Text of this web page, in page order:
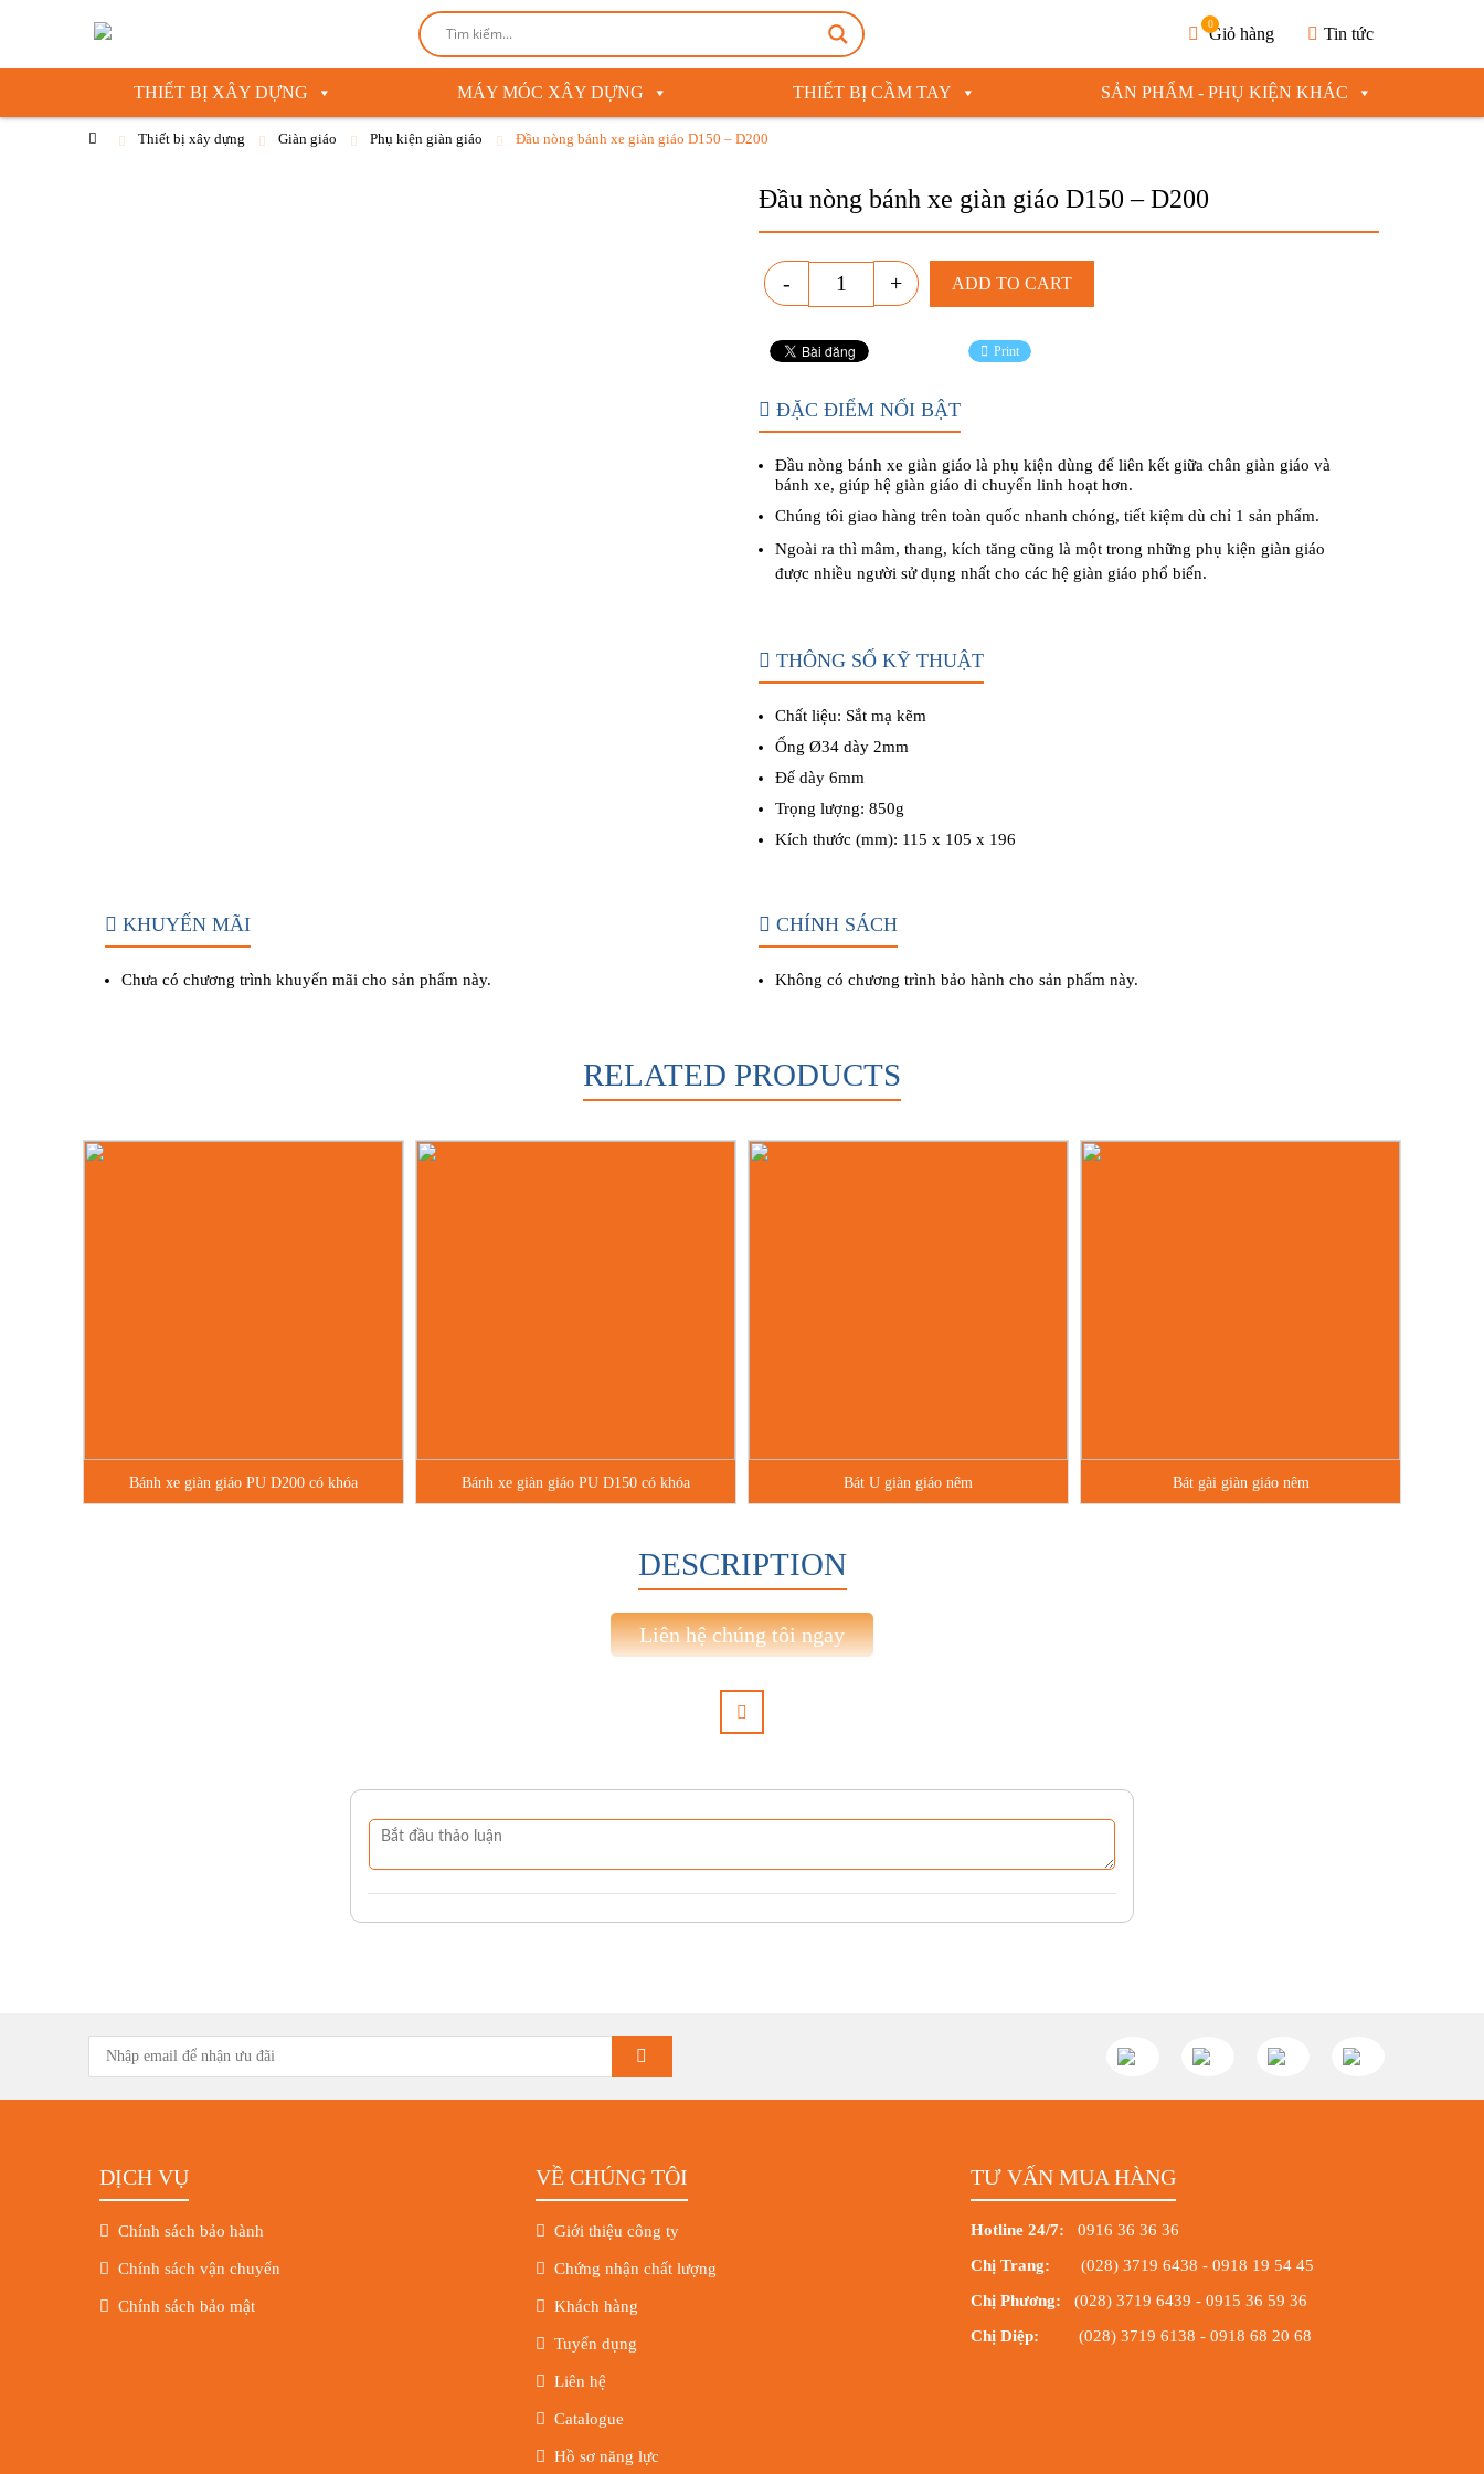
0
Giỏ hàng Tin tức
THIẾT BỊ XÂY DỰNG MÁY MÓC XÂY DỰNG THIẾT BỊ CẦM TAY SẢN PHẨM - PHỤ KIỆN KHÁC
Thiết bị xây dựng Giàn giáo Phụ kiện giàn giáo Đầu nòng bánh xe giàn giáo D150 – D200
Đầu nòng bánh xe giàn giáo D150 – D200
Quantity
- + ADD TO CART
Print
ĐẶC ĐIỂM NỔI BẬT
Đầu nòng bánh xe giàn giáo là phụ kiện dùng để liên kết giữa chân giàn giáo và
bánh xe, giúp hệ giàn giáo di chuyển linh hoạt hơn.
Chúng tôi giao hàng trên toàn quốc nhanh chóng, tiết kiệm dù chỉ 1 sản phẩm.
Ngoài ra thì mâm, thang, kích tăng cũng là một trong những phụ kiện giàn giáo
được nhiều người sử dụng nhất cho các hệ giàn giáo phổ biến.
THÔNG SỐ KỸ THUẬT
Chất liệu: Sắt mạ kẽm
Ống Ø34 dày 2mm
Đế dày 6mm
Trọng lượng: 850g
Kích thước (mm): 115 x 105 x 196
KHUYẾN MÃI
Chưa có chương trình khuyến mãi cho sản phẩm này.
CHÍNH SÁCH
Không có chương trình bảo hành cho sản phẩm này.
RELATED PRODUCTS
Bánh xe giàn giáo PU D200 có khóa Bánh xe giàn giáo PU D150 có khóa Bát U giàn giáo nêm Bát gài giàn giáo nêm
DESCRIPTION
Liên hệ chúng tôi ngay
DỊCH VỤ
Chính sách bảo hành
Chính sách vận chuyển
Chính sách bảo mật
VỀ CHÚNG TÔI
Giới thiệu công ty
Chứng nhận chất lượng
Khách hàng
Tuyển dụng
Liên hệ
Catalogue
Hồ sơ năng lực
TƯ VẤN MUA HÀNG
Hotline 24/7:
0916 36 36 36
Chị Trang:
(028) 3719 6438 -0918 19 54 45
Chị Phương:
(028) 3719 6439 - 0915 36 59 36
Chị Diệp:
(028) 3719 6138 -0918 68 20 68